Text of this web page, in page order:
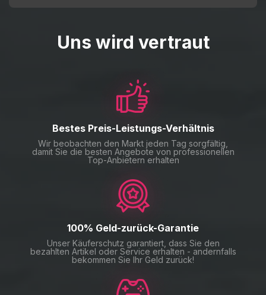
Uns wird vertraut
Bestes Preis-Leistungs-Verhältnis
Wir beobachten den Markt jeden Tag sorgfältig,
damit Sie die besten Angebote von professionellen
Top-Anbietern erhalten
100% Geld-zurück-Garantie
Unser Käuferschutz garantiert, dass Sie den
bezahlten Artikel oder Service erhalten - andernfalls
bekommen Sie Ihr Geld zurück!